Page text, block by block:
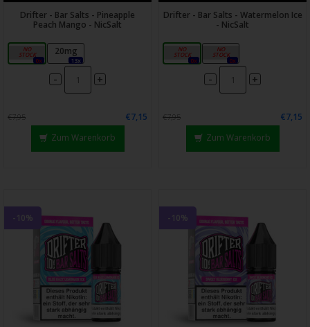
Drifter - Bar Salts - Pineapple
Peach Mango - NicSalt
10mg
0x
20mg
13x
- +
€7,95
€7,15
Zum Warenkorb
Drifter - Bar Salts - Watermelon Ice
- NicSalt
10mg
0x
20mg
0x
- +
€7,95
€7,15
Zum Warenkorb
-10% -10%